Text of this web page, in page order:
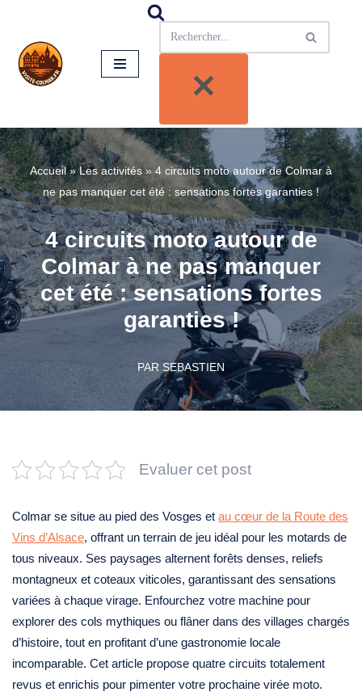
Aller
au
contenu
Accueil»Les activités»4 circuits moto autour de Colmar à
ne pas manquer cet été : sensations fortes garanties !
4 circuits moto autour de
Colmar à ne pas manquer
cet été : sensations fortes
garanties !
PAR SEBASTIEN
Evaluer cet post
Colmar se situe au pied des Vosges et au cœur de la Route des
Vins d’Alsace, offrant un terrain de jeu idéal pour les motards de
tous niveaux. Ses paysages alternent forêts denses, reliefs
montagneux et coteaux viticoles, garantissant des sensations
variées à chaque virage. Enfourchez votre machine pour
explorer des cols mythiques ou flâner dans des villages chargés
d’histoire, tout en profitant d’une gastronomie locale
incomparable. Cet article propose quatre circuits totalement
revus et enrichis pour pimenter votre prochaine virée moto.